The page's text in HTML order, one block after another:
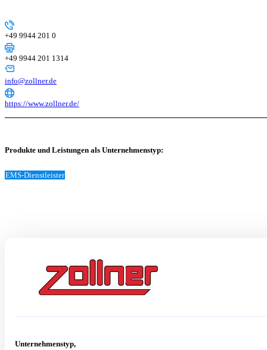
+49 9944 201 0
+49 9944 201 1314
info@zollner.de
https://www.zollner.de/
Produkte und Leistungen als Unternehmenstyp:
EMS-Dienstleister
Unternehmenstyp,